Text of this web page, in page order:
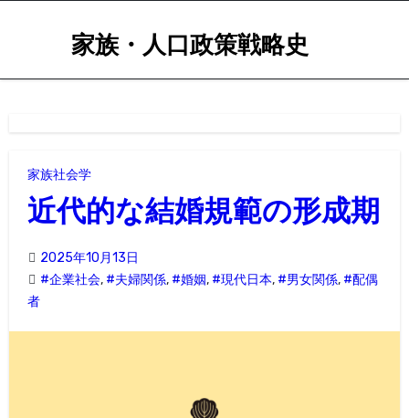
家族・人口政策戦略史
家族社会学
近代的な結婚規範の形成期
2025年10月13日
#企業社会, #夫婦関係, #婚姻, #現代日本, #男女関係, #配偶
者